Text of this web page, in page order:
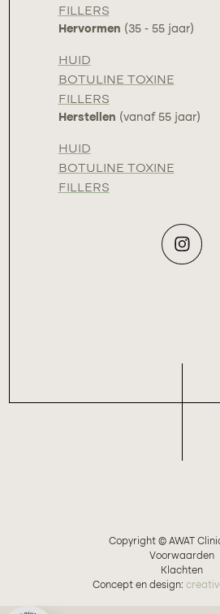
FILLERS
Hervormen (35 - 55 jaar)
HUID
BOTULINE TOXINE
FILLERS
Herstellen (vanaf 55 jaar)
HUID
BOTULINE TOXINE
FILLERS
Copyright © AWAT
Voorwaarden
Klachten
Concept en design: